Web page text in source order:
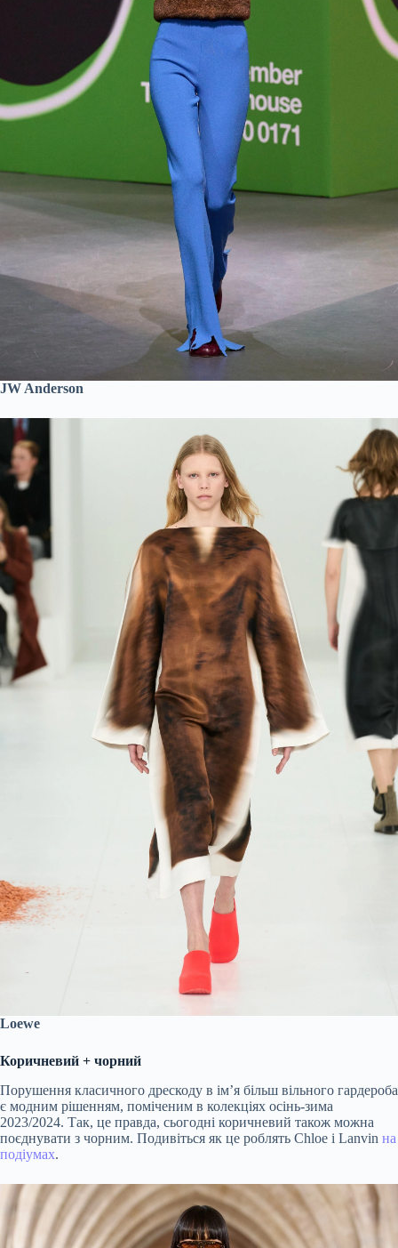
JW Anderson
Loewe
Коричневий + чорний
Порушення класичного дрескоду в ім’я більш вільного гардероба
є модним рішенням, поміченим в колекціях осінь-зима
2023/2024. Так, це правда, сьогодні коричневий також можна
поєднувати з чорним. Подивіться як це роблять Chloe і Lanvin на
подіумах.